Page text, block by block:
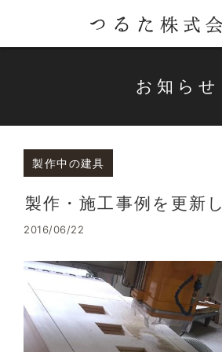
お知らせ
製作中の建具
製作・施工事例を更新
2016/06/22